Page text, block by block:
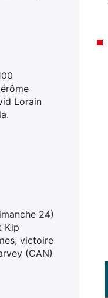
Lorain
24)
Kip
victoire
(CAN)